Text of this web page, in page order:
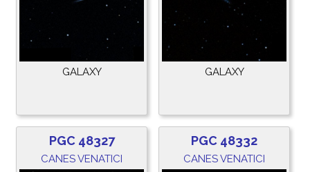
GALAXY GALAXY
PGC 48327
CANES VENATICI
PGC 48332
CANES VENATICI